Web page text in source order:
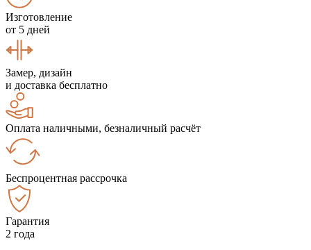
Изготовление
от 5 дней
Замер, дизайн
и доставка бесплатно
Оплата наличными, безналичный расчёт
Беспроцентная рассрочка
Гарантия
2 года